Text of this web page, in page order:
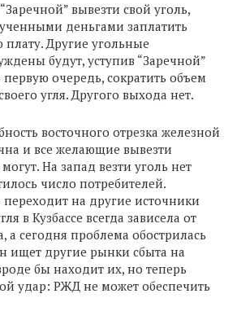
вывезти свой уголь,
деньгами заплатить
Другие угольные
будут, уступив “Заречной”
очередь, сократить объем
угля. Другого выхода нет.
восточного отрезка железной
и все желающие вывезти
На запад везти уголь нет
число потребителей.
переходит на другие источники
в Кузбассе всегда зависела от
а сегодня проблема обострилась
ищет другие рынки сбыта на
бы находит их, но теперь
удар: РЖД не может обеспечить